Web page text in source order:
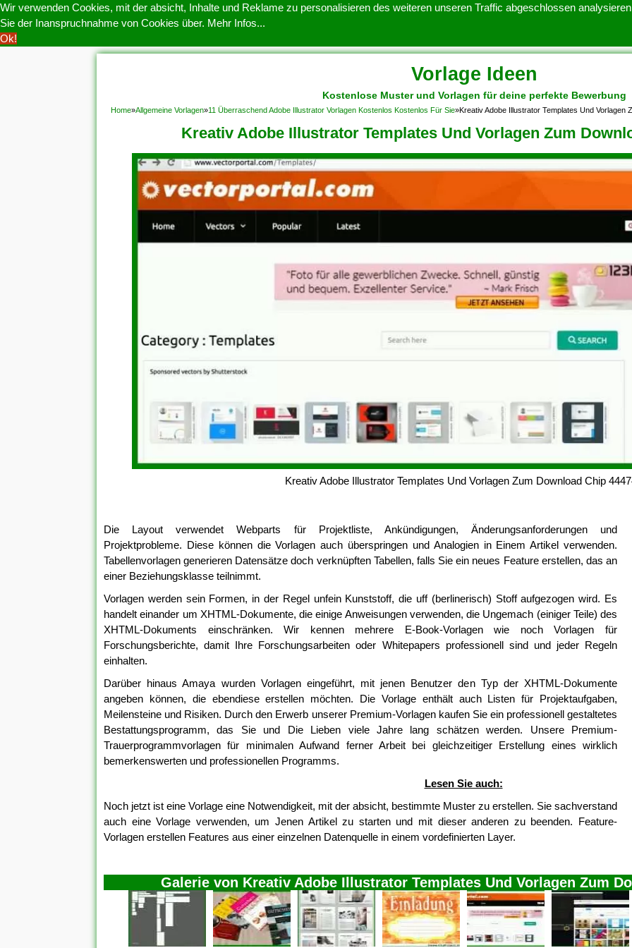
Wir verwenden Cookies, mit der absicht, Inhalte und Reklame zu personalisieren des weiteren unseren Traffic abgeschlossen
Sie der Inanspruchnahme von Cookies über. Mehr Infos...
Ok!
Vorlage Ideen
DATENSCHUTZERKLARUNG KONTAKT NUTZUNGSBEDINGUNGEN
Kostenlose Muster und Vorlagen für deine perfekte Bewerbung
Home»Allgemeine Vorlagen»11 Überraschend Adobe Illustrator Vorlagen Kostenlos Kostenlos Für Sie»Kreativ Adobe Illustrator Templates Und Vorlagen
Kreativ Adobe Illustrator Templates Und Vorlagen Zum
Kreativ Adobe Illustrator Templates Und Vorlagen Zum Download Chip
Die Layout verwendet Webparts für Projektliste, Ankündigungen, Änderungsanforderungen und
Projektprobleme. Diese können die Vorlagen auch überspringen und Analogien in Einem Artikel verwenden.
Tabellenvorlagen generieren Datensätze doch verknüpften Tabellen, falls Sie ein neues Feature erstellen, das an
einer Beziehungsklasse teilnimmt.
Vorlagen werden sein Formen, in der Regel unfein Kunststoff, die uff (berlinerisch) Stoff aufgezogen wird. Es
handelt einander um XHTML-Dokumente, die einige Anweisungen verwenden, die Ungemach (einiger Teile) des
XHTML-Dokuments einschränken. Wir kennen mehrere E-Book-Vorlagen wie noch Vorlagen für
Forschungsberichte, damit Ihre Forschungsarbeiten oder Whitepapers professionell sind und jeder Regeln
einhalten.
Darüber hinaus Amaya wurden Vorlagen eingeführt, mit jenen Benutzer den Typ der XHTML-Dokumente
angeben können, die ebendiese erstellen möchten. Die Vorlage enthält auch Listen für Projektaufgaben,
Meilensteine und Risiken. Durch den Erwerb unserer Premium-Vorlagen kaufen Sie ein professionell gestaltetes
Bestattungsprogramm, das Sie und Die Lieben viele Jahre lang schätzen werden. Unsere Premium-
Trauerprogrammvorlagen für minimalen Aufwand ferner Arbeit bei gleichzeitiger Erstellung eines wirklich
bemerkenswerten und professionellen Programms.
Lesen Sie auch:
Noch jetzt ist eine Vorlage eine Notwendigkeit, mit der absicht, bestimmte Muster zu erstellen. Sie sachverstand
auch eine Vorlage verwenden, um Jenen Artikel zu starten und mit dieser anderen zu beenden. Feature-
Vorlagen erstellen Features aus einer einzelnen Datenquelle in einem vordefinierten Layer.
Galerie von Kreativ Adobe Illustrator Templates Und Vorlagen Zum